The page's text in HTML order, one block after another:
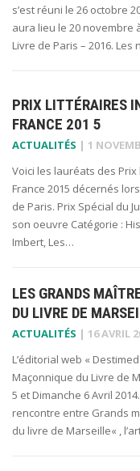
s’est réuni le 26 octobre
aura lieu le 20 novembre
Livre de Paris – 2016.
PRIX LITTÉRAIRES
FRANCE 201 5
ACTUALITÉS | 1
Voici les lauréats des
France 2015 décernés
de Paris. Prix Spécial du
son oeuvre Catégorie :
Imbert, Les…
LES GRANDS
DU LIVRE DE
ACTUALITÉS | 16 AVRIL
L’éditorial web «
Maçonnique du Livre de
5 et Dimanche 6 Avril
rencontre entre Grands
du livre de Marseille« ,